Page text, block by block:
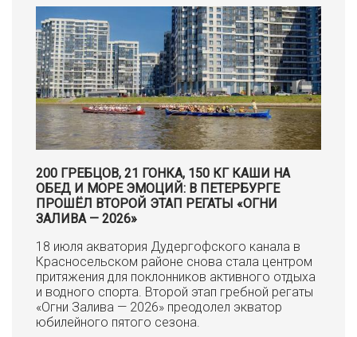
200 ГРЕБЦОВ, 21 ГОНКА, 150 КГ КАШИ НА
ОБЕД И МОРЕ ЭМОЦИЙ: В ПЕТЕРБУРГЕ
ПРОШЁЛ ВТОРОЙ ЭТАП РЕГАТЫ «ОГНИ
ЗАЛИВА — 2026»
18 июля акватория Дудергофского канала в
Красносельском районе снова стала центром
притяжения для поклонников активного отдыха
и водного спорта. Второй этап гребной регаты
«Огни Залива — 2026» преодолел экватор
юбилейного пятого сезона.